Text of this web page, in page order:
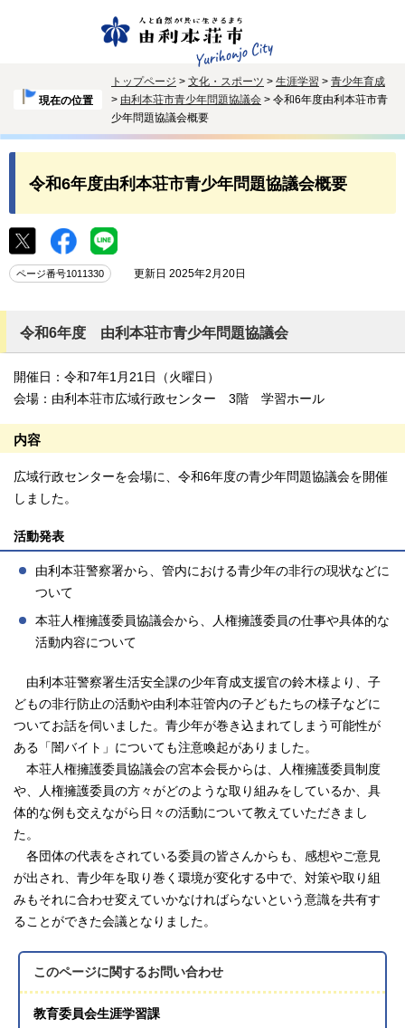
現在の位置
トップページ > 文化・スポーツ > 生涯学習 > 青少年育成
> 由利本荘市青少年問題協議会 > 令和6年度由利本荘市青
少年問題協議会概要
令和6年度由利本荘市青少年問題協議会概要
ページ番号1011330 更新日 2025年2月20日
令和6年度 由利本荘市青少年問題協議会
開催日：令和7年1月21日（火曜日）
会場：由利本荘市広域行政センター 3階 学習ホール
内容
広域行政センターを会場に、令和6年度の青少年問題協議会を開催
しました。
活動発表
由利本荘警察署から、管内における青少年の非行の現状などに
ついて
本荘人権擁護委員協議会から、人権擁護委員の仕事や具体的な
活動内容について
由利本荘警察署生活安全課の少年育成支援官の鈴木様より、子
どもの非行防止の活動や由利本荘管内の子どもたちの様子などに
ついてお話を伺いました。青少年が巻き込まれてしまう可能性が
ある「闇バイト」についても注意喚起がありました。
本荘人権擁護委員協議会の宮本会長からは、人権擁護委員制度
や、人権擁護委員の方々がどのような取り組みをしているか、具
体的な例も交えながら日々の活動について教えていただきまし
た。
各団体の代表をされている委員の皆さんからも、感想やご意見
が出され、青少年を取り巻く環境が変化する中で、対策や取り組
みもそれに合わせ変えていかなければらないという意識を共有す
ることができた会議となりました。
このページに関するお問い合わせ
教育委員会生涯学習課